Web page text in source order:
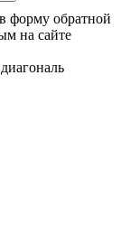
форму обратной
на сайте